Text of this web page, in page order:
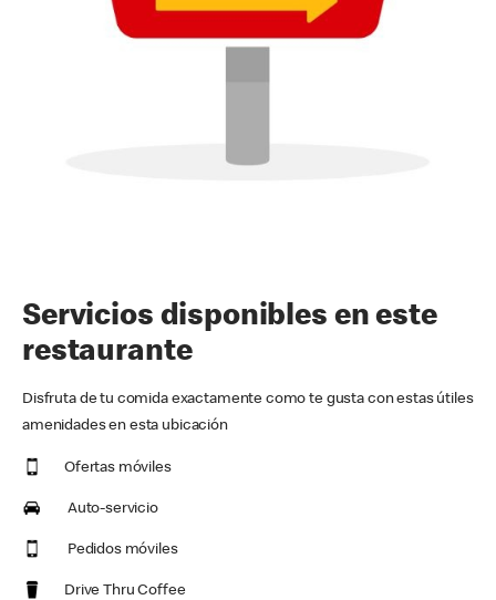
Servicios disponibles en este
restaurante
Disfruta de tu comida exactamente como te gusta con estas útiles
amenidades en esta ubicación
Ofertas móviles
Auto-servicio
Pedidos móviles
Drive Thru Coffee